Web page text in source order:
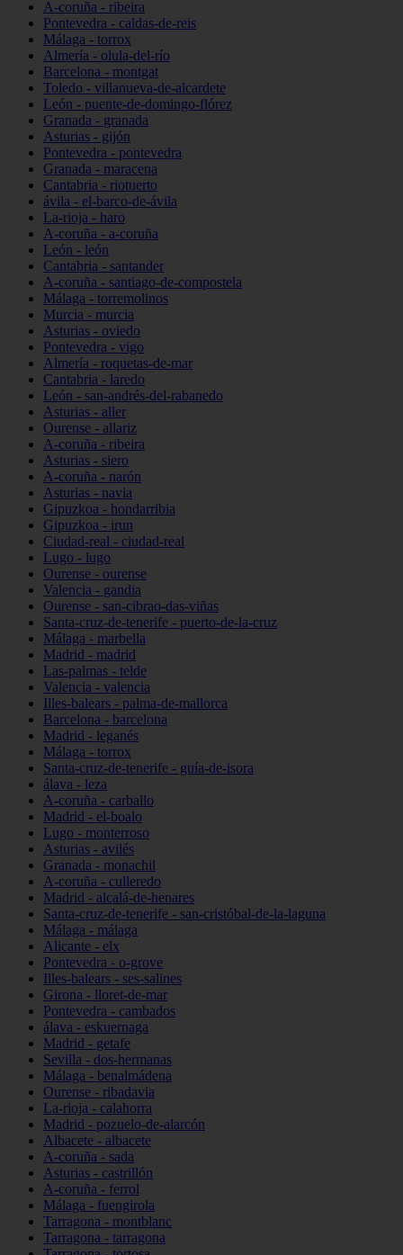
A-coruña - ribeira
Pontevedra - caldas-de-reis
Málaga - torrox
Almería - olula-del-río
Barcelona - montgat
Toledo - villanueva-de-alcardete
León - puente-de-domingo-flórez
Granada - granada
Asturias - gijón
Pontevedra - pontevedra
Granada - maracena
Cantabria - riotuerto
ávila - el-barco-de-ávila
La-rioja - haro
A-coruña - a-coruña
León - león
Cantabria - santander
A-coruña - santiago-de-compostela
Málaga - torremolinos
Murcia - murcia
Asturias - oviedo
Pontevedra - vigo
Almería - roquetas-de-mar
Cantabria - laredo
León - san-andrés-del-rabanedo
Asturias - aller
Ourense - allariz
A-coruña - ribeira
Asturias - siero
A-coruña - narón
Asturias - navia
Gipuzkoa - hondarribia
Gipuzkoa - irun
Ciudad-real - ciudad-real
Lugo - lugo
Ourense - ourense
Valencia - gandia
Ourense - san-cibrao-das-viñas
Santa-cruz-de-tenerife - puerto-de-la-cruz
Málaga - marbella
Madrid - madrid
Las-palmas - telde
Valencia - valencia
Illes-balears - palma-de-mallorca
Barcelona - barcelona
Madrid - leganés
Málaga - torrox
Santa-cruz-de-tenerife - guía-de-isora
álava - leza
A-coruña - carballo
Madrid - el-boalo
Lugo - monterroso
Asturias - avilés
Granada - monachil
A-coruña - culleredo
Madrid - alcalá-de-henares
Santa-cruz-de-tenerife - san-cristóbal-de-la-laguna
Málaga - málaga
Alicante - elx
Pontevedra - o-grove
Illes-balears - ses-salines
Girona - lloret-de-mar
Pontevedra - cambados
álava - eskuernaga
Madrid - getafe
Sevilla - dos-hermanas
Málaga - benalmádena
Ourense - ribadavia
La-rioja - calahorra
Madrid - pozuelo-de-alarcón
Albacete - albacete
A-coruña - sada
Asturias - castrillón
A-coruña - ferrol
Málaga - fuengirola
Tarragona - montblanc
Tarragona - tarragona